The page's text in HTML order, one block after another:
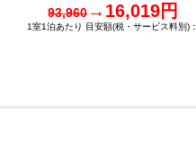
93,960 → 16,019円
1室1泊あたり 目安額(税・サービス料別)：